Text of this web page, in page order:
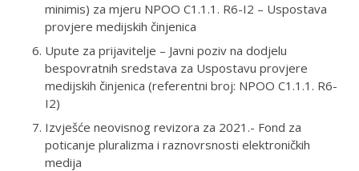
minimis) za mjeru NPOO C1.1.1. R6-I2 – Uspostava
provjere medijskih činjenica
Upute za prijavitelje – Javni poziv na dodjelu
bespovratnih sredstava za Uspostavu provjere
medijskih činjenica (referentni broj: NPOO C1.1.1. R6-
I2)
Izvješće neovisnog revizora za 2021.- Fond za
poticanje pluralizma i raznovrsnosti elektroničkih
medija